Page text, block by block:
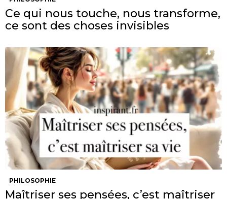
Ce qui nous touche, nous transforme,
ce sont des choses invisibles
PHILOSOPHIE
Maîtriser ses pensées, c’est maîtriser